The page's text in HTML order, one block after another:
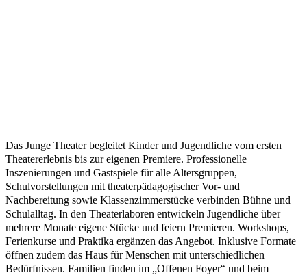
Das Junge Theater begleitet Kinder und Jugendliche vom ersten
Theatererlebnis bis zur eigenen Premiere. Professionelle
Inszenierungen und Gastspiele für alle Altersgruppen,
Schulvorstellungen mit theaterpädagogischer Vor- und
Nachbereitung sowie Klassenzimmerstücke verbinden Bühne und
Schulalltag. In den Theaterlaboren entwickeln Jugendliche über
mehrere Monate eigene Stücke und feiern Premieren. Workshops,
Ferienkurse und Praktika ergänzen das Angebot. Inklusive Formate
öffnen zudem das Haus für Menschen mit unterschiedlichen
Bedürfnissen. Familien finden im „Offenen Foyer“ und beim